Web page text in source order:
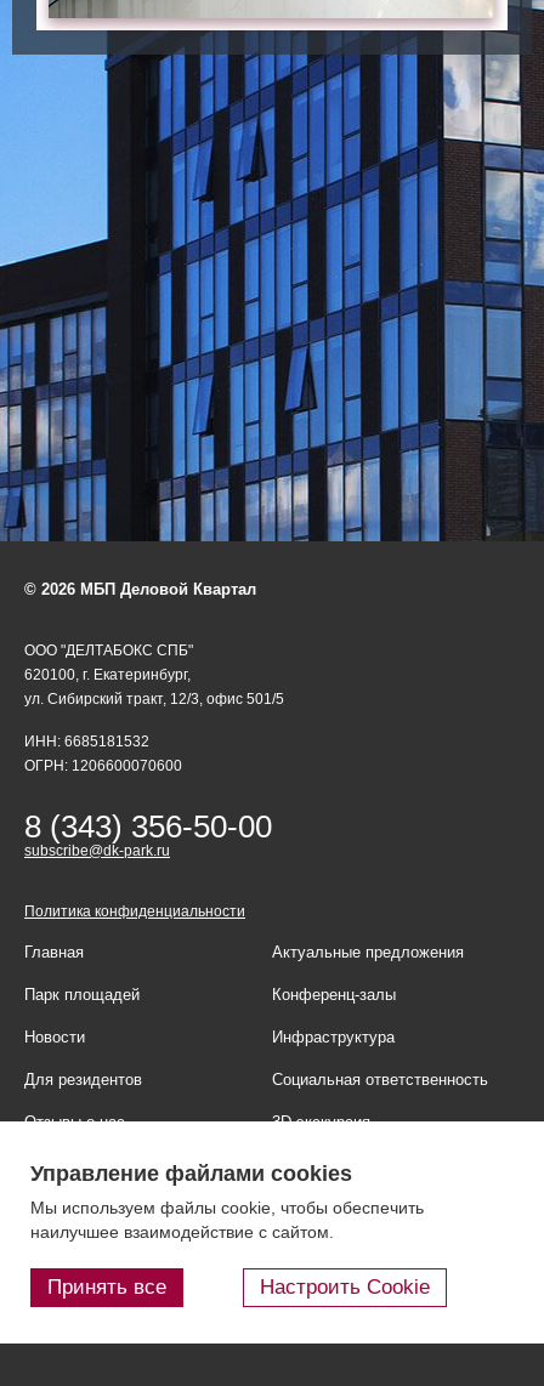
© 2026 МБП Деловой Квартал
ООО "ДЕЛТАБОКС СПБ"
620100, г. Екатеринбург,
ул. Сибирский тракт, 12/3, офис 501/5
ИНН: 6685181532
ОГРН: 1206600070600
8 (343) 356-50-00
subscribe@dk-park.ru
Политика конфиденциальности
Главная Актуальные предложения
Парк площадей Конференц-залы
Новости Инфраструктура
Для резидентов Социальная ответственность
Отзывы о нас 3D-экскурсия
Фотогалерея Правовая информация
Контакты Блог
Управление файлами cookies
Мы используем файлы cookie, чтобы обеспечить
наилучшее взаимодействие с сайтом.
Принять все Настроить Cookie